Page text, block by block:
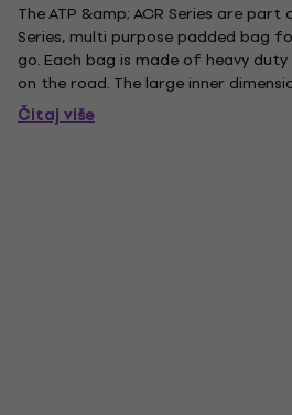
The ATP &amp; ACR Series are
Series, multi purpose padded bag
go. Each bag is made of heavy
on the road. The large inner
configurate padded dividers allow
lighting, audio equipment, cables,
Čitaj više